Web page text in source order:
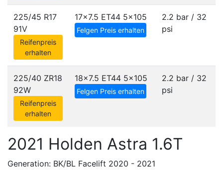
225/45 R17
91V
Reifenpreis
erhalten
17x7.5 ET44 5x105
Felgen Preis erhalten
2.2 bar / 32
psi
225/40 ZR18
92W
Reifenpreis
erhalten
18x7.5 ET44 5x105
Felgen Preis erhalten
2.2 bar / 32
psi
2021 Holden Astra 1.6T
Generation: BK/BL Facelift 2020 - 2021